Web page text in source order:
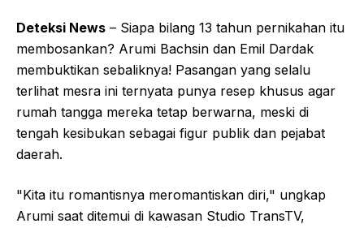
Deteksi News – Siapa bilang 13 tahun pernikahan itu
membosankan? Arumi Bachsin dan Emil Dardak
membuktikan sebaliknya! Pasangan yang selalu
terlihat mesra ini ternyata punya resep khusus agar
rumah tangga mereka tetap berwarna, meski di
tengah kesibukan sebagai figur publik dan pejabat
daerah.
"Kita itu romantisnya meromantiskan diri," ungkap
Arumi saat ditemui di kawasan Studio TransTV,